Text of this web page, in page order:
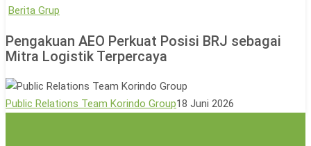
Donor
Darah
Berita Grup
Perkuat
Posisi
Mitra
Pengakuan AEO Perkuat Posisi BRJ sebagai
Mitra Logistik Terpercaya
Public Relations Team Korindo Group18 Juni 2026